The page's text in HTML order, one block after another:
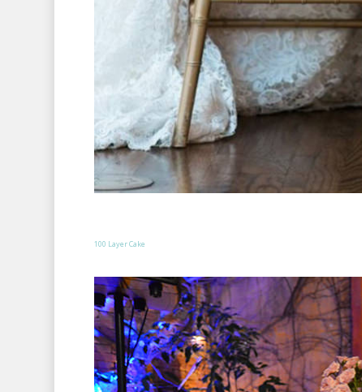
100 Layer Cake